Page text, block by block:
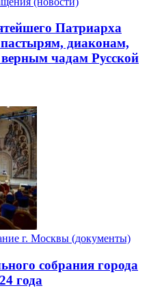
Патриарха
диаконам,
чадам Русской
г. Москвы (документы)
собрания города
года